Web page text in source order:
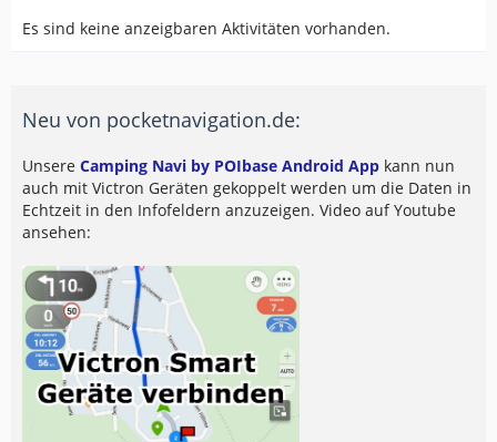
Es sind keine anzeigbaren Aktivitäten vorhanden.
Neu von pocketnavigation.de:
Unsere Camping Navi by POIbase Android App kann nun
auch mit Victron Geräten gekoppelt werden um die Daten in
Echtzeit in den Infofeldern anzuzeigen. Video auf Youtube
ansehen: